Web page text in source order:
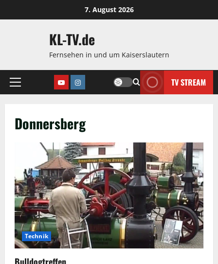
Inhalt
7. August 2026
KL-TV.de
Fernsehen in und um Kaiserslautern
Hauptmenü
YoutubeInstagram TV STREAM
Donnersberg
Technik